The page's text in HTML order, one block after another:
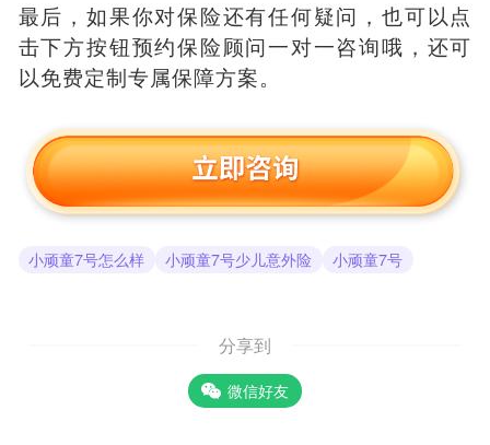
最后，如果你对保险还有任何疑问，也可以点
击下方按钮预约保险顾问一对一咨询哦，还可
以免费定制专属保障方案。
小顽童7号怎么样 小顽童7号少儿意外险 小顽童7号
分享到
微信好友